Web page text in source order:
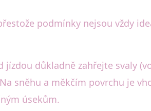
podmínky nejsou vždy
jízdou důkladně zahřejte svaly
sněhu a měkčím povrchu je
úsekům.